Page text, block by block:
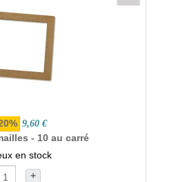
9,60 €
- 10 au carré
en stock
+